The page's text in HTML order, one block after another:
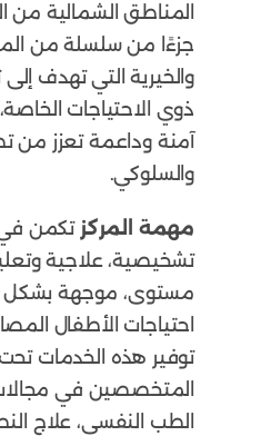
المناطق الشمالية من
جزءًا من سلسلة من
والخيرية التي تهدف
ذوي الاحتياجات
آمنة وداعمة تعزز من
والسلوكي.
مهمة المركز تكمن
تشخيصية، علاجية
مستوى، موجهة بشكل
احتياجات الأطفال
توفير هذه الخدمات
المتخصصين في
الطب النفسي، علاج